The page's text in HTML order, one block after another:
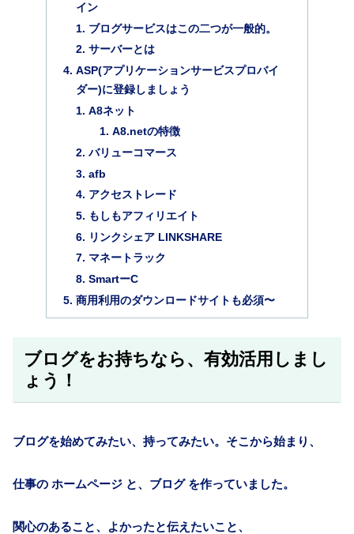
イン
ブログサービスはこの二つが一般的。
サーバーとは
ASP(アプリケーションサービスプロバイ
ダー)に登録しましょう
A8ネット
A8.netの特徴
バリューコマース
afb
アクセストレード
もしもアフィリエイト
リンクシェア LINKSHARE
マネートラック
SmartーC
商用利用のダウンロードサイトも必須〜
ブログをお持ちなら、有効活用しまし
ょう！
ブログを始めてみたい、持ってみたい。そこから始まり、
仕事の ホームページ と、ブログ を作っていました。
関心のあること、よかったと伝えたいこと、